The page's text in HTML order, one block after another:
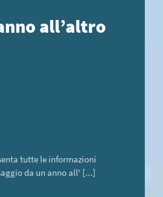
all’altro
tutte le informazioni
da un anno all' [...]